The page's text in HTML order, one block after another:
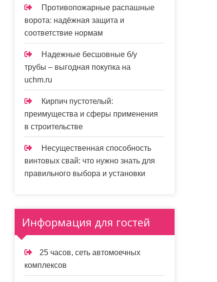
Противопожарные распашные
ворота: надёжная защита и
соответствие нормам
Надежные бесшовные б/у
трубы – выгодная покупка на
uchm.ru
Кирпич пустотелый:
преимущества и сферы применения
в строительстве
Несущественная способность
винтовых свай: что нужно знать для
правильного выбора и установки
Информация для гостей
25 часов, сеть автомоечных
комплексов